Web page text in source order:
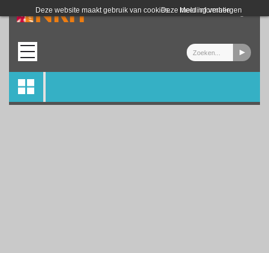
Deze website maakt gebruik van cookies. Meer informatie
Deze melding verbergen
Login